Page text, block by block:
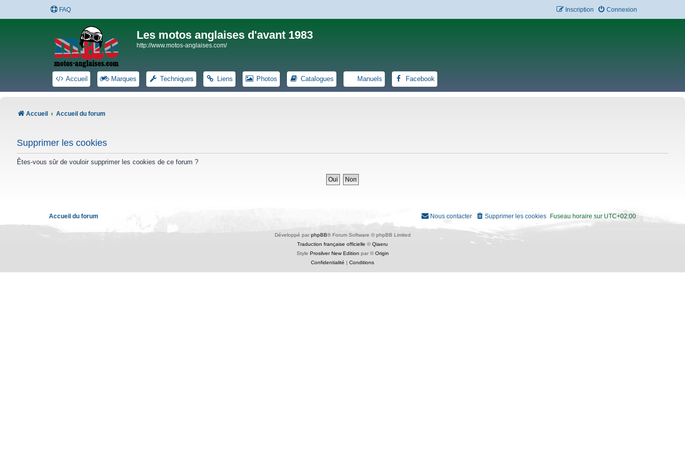
FAQ Connexion
Inscription
Les motos anglaises d'avant 1983
http://www.motos-anglaises.com/
Accueil Marques Techniques Liens Photos Catalogues Manuels Facebook
Accueil Accueil du forum
Supprimer les cookies
Êtes-vous sûr de vouloir supprimer les cookies de ce forum ?
Accueil du forum Fuseau horaire sur UTC+02:00
Supprimer les cookies
Nous contacter
Développé par phpBB® Forum Software © phpBB Limited
Traduction française officielle ©Qiaeru
Style Prosilver New Edition par ©Origin
Confidentialité | Conditions